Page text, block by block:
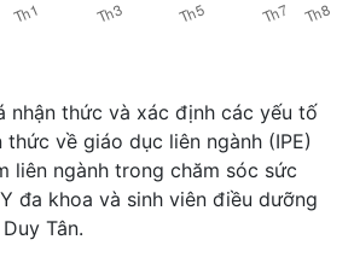
nhận thức và xác định các yếu tố
thức về giáo dục liên ngành (IPE)
liên ngành trong chăm sóc sức
đa khoa và sinh viên điều dưỡng
Tân.